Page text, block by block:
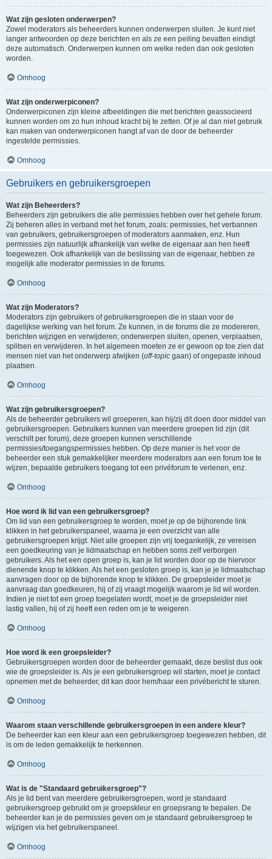
Wat zijn gesloten onderwerpen?
Zowel moderators als beheerders kunnen onderwerpen sluiten. Je kunt niet
langer antwoorden op deze berichten en als ze een peiling bevatten eindigt
deze automatisch. Onderwerpen kunnen om welke reden dan ook gesloten
worden.
Omhoog
Wat zijn onderwerpiconen?
Onderwerpiconen zijn kleine afbeeldingen die met berichten geassocieerd
kunnen worden om zo hun inhoud kracht bij te zetten. Of je al dan niet gebruik
kan maken van onderwerpiconen hangt af van de door de beheerder
ingestelde permissies.
Omhoog
Gebruikers en gebruikersgroepen
Wat zijn Beheerders?
Beheerders zijn gebruikers die alle permissies hebben over het gehele forum.
Zij beheren alles in verband met het forum, zoals: permissies, het verbannen
van gebruikers, gebruikersgroepen of moderators aanmaken, enz. Hun
permissies zijn natuurlijk afhankelijk van welke de eigenaar aan hen heeft
toegewezen. Ook afhankelijk van de beslissing van de eigenaar, hebben ze
mogelijk alle moderator permissies in de forums.
Omhoog
Wat zijn Moderators?
Moderators zijn gebruikers of gebruikersgroepen die in staan voor de
dagelijkse werking van het forum. Ze kunnen, in de forums die ze modereren,
berichten wijzigen en verwijderen; onderwerpen sluiten, openen, verplaatsen,
splitsen en verwijderen. In het algemeen moeten ze er gewoon op toe zien dat
mensen niet van het onderwerp afwijken (off-topic gaan) of ongepaste inhoud
plaatsen.
Omhoog
Wat zijn gebruikersgroepen?
Als de beheerder gebruikers wil groeperen, kan hij/zij dit doen door middel van
gebruikersgroepen. Gebruikers kunnen van meerdere groepen lid zijn (dit
verschilt per forum), deze groepen kunnen verschillende
permissies/toegangspermissies hebben. Op deze manier is het voor de
beheerder een stuk gemakkelijker meerdere moderators aan een forum toe te
wijzen, bepaalde gebruikers toegang tot een privéforum te verlenen, enz.
Omhoog
Hoe word ik lid van een gebruikersgroep?
Om lid van een gebruikersgroep te worden, moet je op de bijhorende link
klikken in het gebruikerspaneel, waarna je een overzicht van alle
gebruikersgroepen krijgt. Niet alle groepen zijn vrij toegankelijk, ze vereisen
een goedkeuring van je lidmaatschap en hebben soms zelf verborgen
gebruikers. Als het een open groep is, kan je lid worden door op de hiervoor
dienende knop te klikken. Als het een gesloten groep is, kan je je lidmaatschap
aanvragen door op de bijhorende knop te klikken. De groepsleider moet je
aanvraag dan goedkeuren, hij of zij vraagt mogelijk waarom je lid wil worden.
Indien je niet tot een groep toegelaten wordt, moet je de groepsleider niet
lastig vallen, hij of zij heeft een reden om je te weigeren.
Omhoog
Hoe word ik een groepsleider?
Gebruikersgroepen worden door de beheerder gemaakt, deze beslist dus ook
wie de groepsleider is. Als je een gebruikersgroep wil starten, moet je contact
opnemen met de beheerder, dit kan door hem/haar een privébericht te sturen.
Omhoog
Waarom staan verschillende gebruikersgroepen in een andere kleur?
De beheerder kan een kleur aan een gebruikersgroep toegewezen hebben, dit
is om de leden gemakkelijk te herkennen.
Omhoog
Wat is de "Standaard gebruikersgroep"?
Als je lid bent van meerdere gebruikersgroepen, word je standaard
gebruikersgroep gebruikt om je groepskleur en groepsrang te bepalen. De
beheerder kan je de permissies geven om je standaard gebruikersgroep te
wijzigen via het gebruikerspaneel.
Omhoog